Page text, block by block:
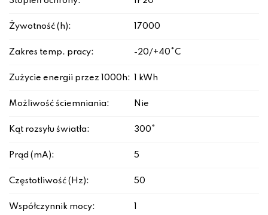
Żywotność (h): 17000
Zakres temp. pracy: -20/+40°C
Zużycie energii przez 1000h: 1 kWh
Możliwość ściemniania: Nie
Kąt rozsyłu światła: 300°
Prąd (mA): 5
Częstotliwość (Hz): 50
Współczynnik mocy: